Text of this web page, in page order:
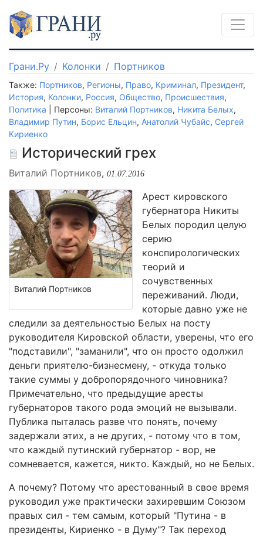
Грани.Ру Колонки Портников
Также: Портников, Регионы, Право, Криминал, Президент,
История, Колонки, Россия, Общество, Происшествия,
Политика | Персоны: Виталий Портников, Никита Белых,
Владимир Путин, Борис Ельцин, Анатолий Чубайс, Сергей
Кириенко
Исторический грех
Виталий Портников, 01.07.2016
Виталий Портников
Арест кировского
губернатора Никиты
Белых породил целую
серию
конспирологических
теорий и
сочувственных
переживаний. Люди,
которые давно уже не
следили за деятельностью Белых на посту
руководителя Кировской области, уверены, что его
"подставили", "заманили", что он просто одолжил
деньги приятелю-бизнесмену, - откуда только
такие суммы у добропорядочного чиновника?
Примечательно, что предыдущие аресты
губернаторов такого рода эмоций не вызывали.
Публика пыталась разве что понять, почему
задержали этих, а не других, - потому что в том,
что каждый путинский губернатор - вор, не
сомневается, кажется, никто. Каждый, но не Белых.
А почему? Потому что арестованный в свое время
руководил уже практически захиревшим Союзом
правых сил - тем самым, который "Путина - в
президенты, Кириенко - в Думу"? Так переход